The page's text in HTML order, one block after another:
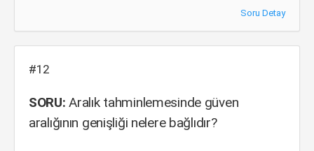
Soru Detay
#12
SORU: Aralık tahminlemesinde güven
aralığının genişliği nelere bağlıdır?